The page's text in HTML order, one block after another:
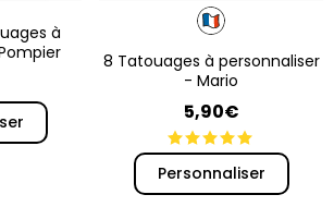
à
8 Tatouages à personnaliser
- Mario
5,90€
Personnaliser